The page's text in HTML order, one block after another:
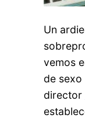
Un
vemos
de
director